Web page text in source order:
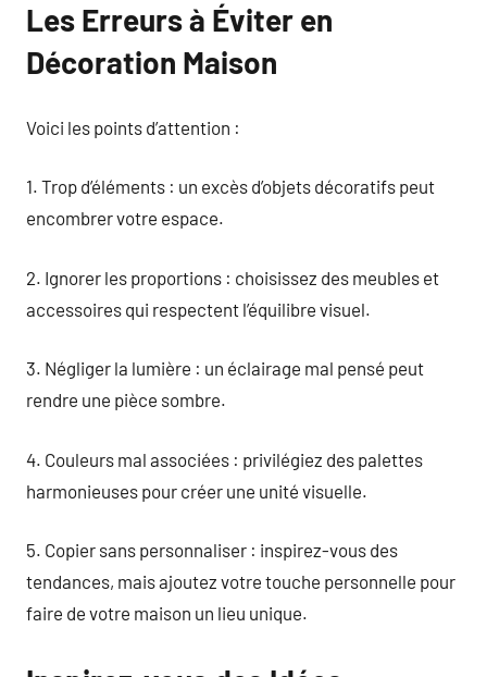
Les Erreurs à Éviter en
Décoration Maison
Voici les points d’attention :
1. Trop d’éléments : un excès d’objets décoratifs peut
encombrer votre espace.
2. Ignorer les proportions : choisissez des meubles et
accessoires qui respectent l’équilibre visuel.
3. Négliger la lumière : un éclairage mal pensé peut
rendre une pièce sombre.
4. Couleurs mal associées : privilégiez des palettes
harmonieuses pour créer une unité visuelle.
5. Copier sans personnaliser : inspirez-vous des
tendances, mais ajoutez votre touche personnelle pour
faire de votre maison un lieu unique.